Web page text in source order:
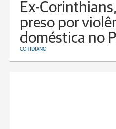
Ex-
preso por
doméstica no
COTIDIANO